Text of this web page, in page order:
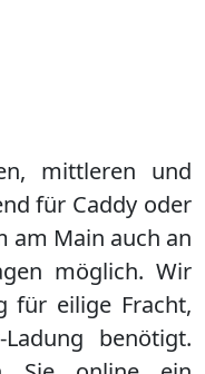
mittleren und
für Caddy oder
am Main auch an
möglich. Wir
für eilige Fracht,
benötigt.